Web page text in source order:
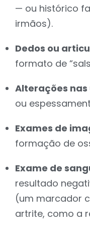
— ou histórico
irmãos).
Dedos ou
formato de
Alterações nas
ou
Exames de
formação de
Exame de
resultado
(um marcador
artrite, como a